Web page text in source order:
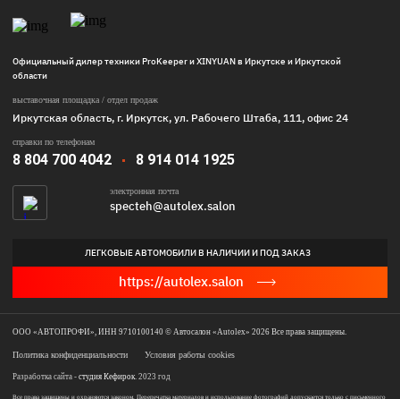
Официальный дилер техники ProKeeper и XINYUAN в Иркутске и Иркутской
области
выставочная площадка / отдел продаж
Иркутская область, г. Иркутск, ул. Рабочего Штаба, 111, офис 24
справки по телефонам
8 804 700 4042 8 914 014 1925
электронная почта
specteh@autolex.salon
ЛЕГКОВЫЕ АВТОМОБИЛИ В НАЛИЧИИ И ПОД ЗАКАЗ
https://autolex.salon
ООО «АВТОПРОФИ», ИНН 9710100140 © Автосалон «Autolex» 2026 Все права защищены.
Политика конфиденциальности Условия работы cookies
Разработка сайта - студия Кефирок. 2023 год
Все права защищены и охраняются законом. Перепечатка материалов и использование фотографий допускается только с письменного